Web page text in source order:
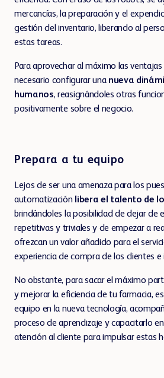
mercancías, la preparación y el
gestión del inventario, liberando al
estas tareas.
Para aprovechar al máximo las
necesario configurar una nueva
humanos, reasignándoles otras
positivamente sobre el negocio.
Prepara a tu equipo
Lejos de ser una amenaza para los
automatización libera el talento de
brindándoles la posibilidad de dejar de
repetitivas y triviales y de empezar a
ofrezcan un valor añadido para el
experiencia de compra de los clientes e
No obstante, para sacar el máximo
y mejorar la eficiencia de tu farmacia,
equipo en la nueva tecnología,
proceso de aprendizaje y capacitarlo
atención al cliente para impulsar estas